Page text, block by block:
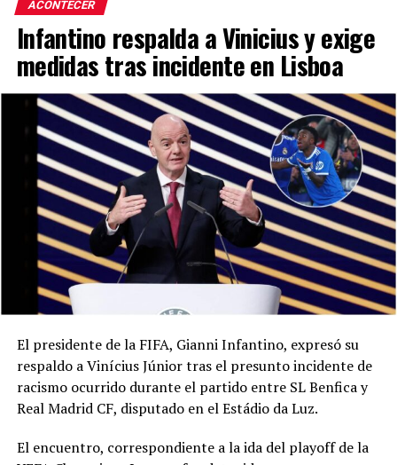
ACONTECER
Infantino respalda a Vinicius y exige
medidas tras incidente en Lisboa
El presidente de la FIFA, Gianni Infantino, expresó su
respaldo a Vinícius Júnior tras el presunto incidente de
racismo ocurrido durante el partido entre SL Benfica y
Real Madrid CF, disputado en el Estádio da Luz.
El encuentro, correspondiente a la ida del playoff de la